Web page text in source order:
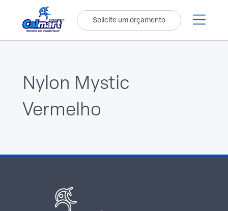
Solicite um orçamento
Nylon Mystic
Vermelho